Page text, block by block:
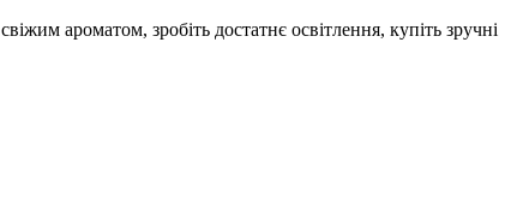
ароматом, зробіть достатнє освітлення, купіть зручні